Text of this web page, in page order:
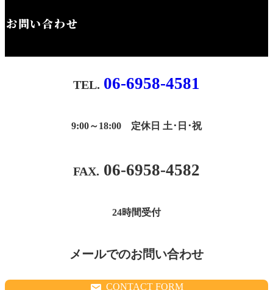
お問い合わせ
06-6958-4581
9:00～18:00 定休日 土･日･祝
06-6958-4582
24時間受付
メールでのお問い合わせ
CONTACT FORM